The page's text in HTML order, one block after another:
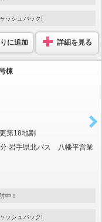
ッシュバック!
に追加 詳細を見る
棟
第18地割
岩手県北バス 八幡平営業
中！
ッシュバック!